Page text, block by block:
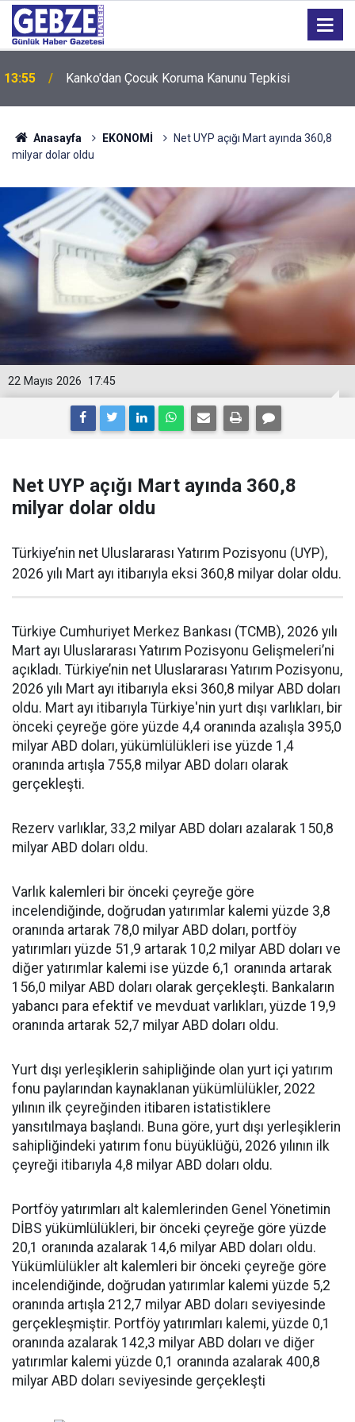
13:55 Kanko'dan Çocuk Koruma Kanunu Tepkisi
Anasayfa EKONOMİ
Net UYP açığı Mart ayında 360,8
milyar dolar oldu
17:45
22 Mayıs 2026
Net UYP açığı Mart ayında 360,8
milyar dolar oldu
Türkiye’nin net Uluslararası Yatırım Pozisyonu (UYP),
2026 yılı Mart ayı itibarıyla eksi 360,8 milyar dolar oldu.
Türkiye Cumhuriyet Merkez Bankası (TCMB), 2026 yılı
Mart ayı Uluslararası Yatırım Pozisyonu Gelişmeleri’ni
açıkladı. Türkiye’nin net Uluslararası Yatırım Pozisyonu,
2026 yılı Mart ayı itibarıyla eksi 360,8 milyar ABD doları
oldu. Mart ayı itibarıyla Türkiye'nin yurt dışı varlıkları, bir
önceki çeyreğe göre yüzde 4,4 oranında azalışla 395,0
milyar ABD doları, yükümlülükleri ise yüzde 1,4
oranında artışla 755,8 milyar ABD doları olarak
gerçekleşti.
Rezerv varlıklar, 33,2 milyar ABD doları azalarak 150,8
milyar ABD doları oldu.
Varlık kalemleri bir önceki çeyreğe göre
incelendiğinde, doğrudan yatırımlar kalemi yüzde 3,8
oranında artarak 78,0 milyar ABD doları, portföy
yatırımları yüzde 51,9 artarak 10,2 milyar ABD doları ve
diğer yatırımlar kalemi ise yüzde 6,1 oranında artarak
156,0 milyar ABD doları olarak gerçekleşti. Bankaların
yabancı para efektif ve mevduat varlıkları, yüzde 19,9
oranında artarak 52,7 milyar ABD doları oldu.
Yurt dışı yerleşiklerin sahipliğinde olan yurt içi yatırım
fonu paylarından kaynaklanan yükümlülükler, 2022
yılının ilk çeyreğinden itibaren istatistiklere
yansıtılmaya başlandı. Buna göre, yurt dışı yerleşiklerin
sahipliğindeki yatırım fonu büyüklüğü, 2026 yılının ilk
çeyreği itibarıyla 4,8 milyar ABD doları oldu.
Portföy yatırımları alt kalemlerinden Genel Yönetimin
DİBS yükümlülükleri, bir önceki çeyreğe göre yüzde
20,1 oranında azalarak 14,6 milyar ABD doları oldu.
Yükümlülükler alt kalemleri bir önceki çeyreğe göre
incelendiğinde, doğrudan yatırımlar kalemi yüzde 5,2
oranında artışla 212,7 milyar ABD doları seviyesinde
gerçekleşmiştir. Portföy yatırımları kalemi, yüzde 0,1
oranında azalarak 142,3 milyar ABD doları ve diğer
yatırımlar kalemi yüzde 0,1 oranında azalarak 400,8
milyar ABD doları seviyesinde gerçekleşti